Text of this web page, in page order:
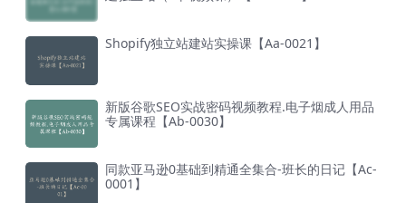
Shopify独立站建站实操课【Aa-0021】
新版谷歌SEO实战密码视频教程.电子烟成人用品
专属课程【Ab-0030】
同款亚马逊0基础到精通全集合-班长的日记【Ac-
0001】